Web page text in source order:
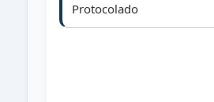
Protocolado